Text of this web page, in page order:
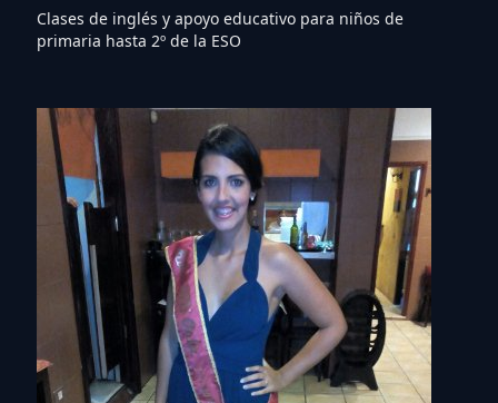
Clases de inglés y apoyo educativo para niños de
primaria hasta 2º de la ESO